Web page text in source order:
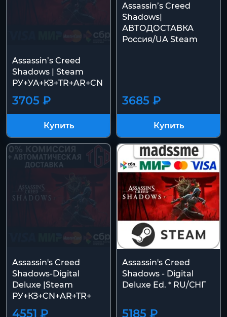
Assassin’s Creed
Shadows | Steam
РУ+УА+КЗ+TR+AR+CN
3705 ₽
Купить
Assassin’s Creed
Shadows|
АВТОДОСТАВКА
Россия/UA Steam
3685 ₽
Купить
Assassin's Creed
Shadows-Digital
Deluxe |Steam
РУ+КЗ+CN+AR+TR+
4551 ₽
Assassin's Creed
Shadows - Digital
Deluxe Ed. * RU/СНГ
5185 ₽